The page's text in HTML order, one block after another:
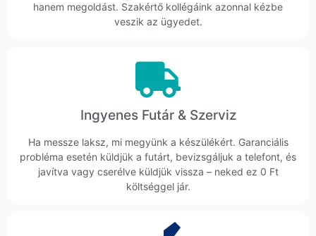
hanem megoldást. Szakértő kollégáink azonnal kézbe
veszik az ügyedet.
Ingyenes Futár & Szerviz
Ha messze laksz, mi megyünk a készülékért. Garanciális
probléma esetén küldjük a futárt, bevizsgáljuk a telefont, és
javítva vagy cserélve küldjük vissza – neked ez 0 Ft
költséggel jár.